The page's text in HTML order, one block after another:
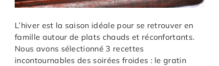
L’hiver est la saison idéale pour se retrouver en
famille autour de plats chauds et réconfortants.
Nous avons sélectionné 3 recettes
incontournables des soirées froides : le gratin